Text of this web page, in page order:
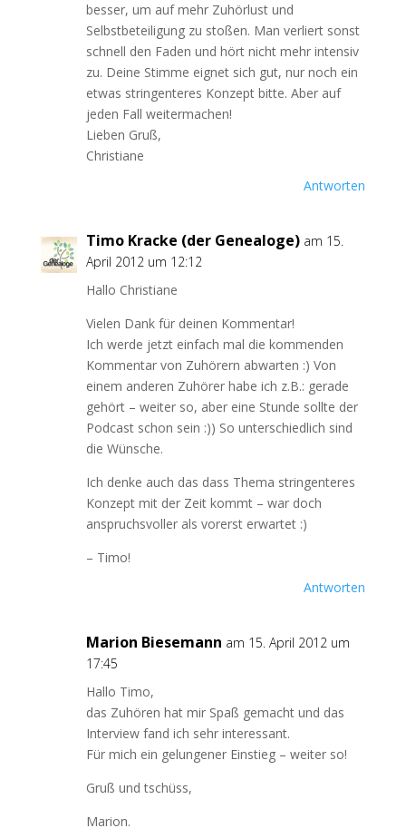
besser, um auf mehr Zuhörlust und
Selbstbeteiligung zu stoßen. Man verliert sonst
schnell den Faden und hört nicht mehr intensiv
zu. Deine Stimme eignet sich gut, nur noch ein
etwas stringenteres Konzept bitte. Aber auf
jeden Fall weitermachen!
Lieben Gruß,
Christiane
Antworten
Timo Kracke (der Genealoge) am 15.
April 2012 um 12:12
Hallo Christiane
Vielen Dank für deinen Kommentar!
Ich werde jetzt einfach mal die kommenden
Kommentar von Zuhörern abwarten :) Von
einem anderen Zuhörer habe ich z.B.: gerade
gehört – weiter so, aber eine Stunde sollte der
Podcast schon sein :)) So unterschiedlich sind
die Wünsche.
Ich denke auch das dass Thema stringenteres
Konzept mit der Zeit kommt – war doch
anspruchsvoller als vorerst erwartet :)
– Timo!
Antworten
Marion Biesemann am 15. April 2012 um
17:45
Hallo Timo,
das Zuhören hat mir Spaß gemacht und das
Interview fand ich sehr interessant.
Für mich ein gelungener Einstieg – weiter so!
Gruß und tschüss,
Marion.